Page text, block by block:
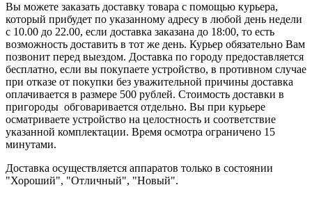
Вы можете заказать доставку товара с помощью курьера,
который прибудет по указанному адресу в любой день недели
с 10.00 до 22.00, если доставка заказана до 18:00, то есть
возможность доставить в тот же день. Курьер обязательно Вам
позвонит перед выездом. Доставка по городу предоставляется
бесплатно, если вы покупаете устройство, в противном случае
при отказе от покупки без уважительной причины доставка
оплачивается в размере 500 рублей. Стоимость доставки в
пригороды обговаривается отдельно. Вы при курьере
осматриваете устройство на целостность и соответствие
указанной комплектации. Время осмотра ограничено 15
минутами.
Доставка осуществляется аппаратов только в состоянии
"Хороший", "Отличный", "Новый".